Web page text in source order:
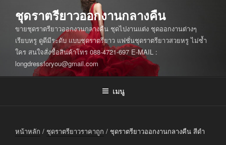
บทความ
ชุดราตรียาวออกงานกลางคืน
ขายชุดราตรียาวออกงานกลางคืน ชุดไปงานแต่ง ชุดออกงานต่างๆ
เรียบหรู ดูดีมีระดับ แบบชุดราตรียาว แฟชั่นชุดราตรียาวสวยหรู ไม่ซ้ำ
ใคร สนใจสั่งซื้อสินค้าโทร 088-4721-697 E-MAIL :
longdressforyou@gmail.com
เมนู
หน้าหลัก / ชุดราตรียาวราคาถูก / ชุดราตรียาวออกงานกลางคืน สีดำ